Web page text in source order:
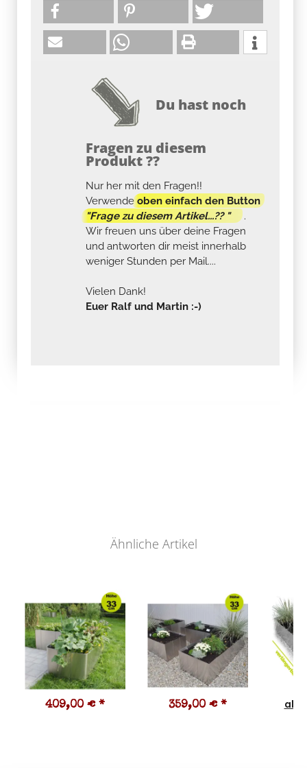
Du hast noch
Fragen zu diesem
Produkt ??
Nur her mit den Fragen!!
Verwendeoben einfach den Button
"Frage zu diesem Artikel...?? "
.
Wir freuen uns über deine Fragen
und antworten dir meist innerhalb
weniger Stunden per Mail....
Vielen Dank!
Euer Ralf und Martin :-)
Ähnliche Artikel
409,00 € * 359,00 € * ab